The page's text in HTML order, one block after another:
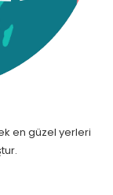
en güzel yerleri